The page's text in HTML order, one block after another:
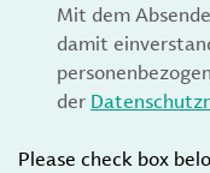
Mit dem
damit
der
Please check box